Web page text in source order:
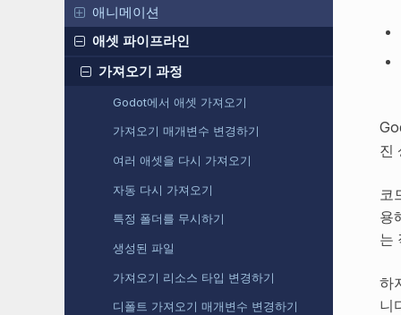
애니메이션
애셋 파이프라인
가져오기 과정
Godot에서 애셋 가져오기
가져오기 매개변수 변경하기
여러 애셋을 다시 가져오기
자동 다시 가져오기
특정 폴더를 무시하기
생성된 파일
가져오기 리소스 타입 변경하기
디폴트 가져오기 매개변수 변경하기
진
코
용
는
하
니